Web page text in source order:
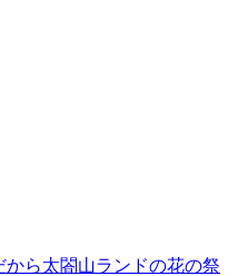
から太閤山ランドの花の祭